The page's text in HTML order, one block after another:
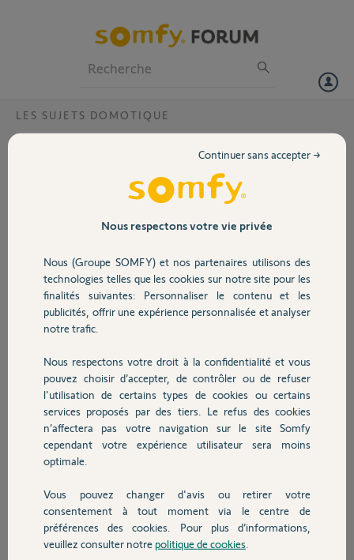
Volet
Sécurité
Domotique
Chauffage
Autres produits
Devis avec un pro
Contact
LES SUJETS DOMOTIQUE
Box associé non compatible ?
Bonjour,
J'ai acheté une tahoma
Switch et l'ancien
propriétaire
apparemment ne l'a pas
Et quand j'essaye de la
lier à mon compte ça me met "box associé non compatible.
Voici son code pin
2025-0060-7368
John D.
il y a presque 2 ans
Participer au fil de discussion
Réponses
Nous respectons votre vie privée
Nous (Groupe SOMFY) et nos partenaires utilisons des
technologies telles que les cookies sur notre site pour les
finalités suivantes: Personnaliser le contenu et les
publicités, offrir une expérience personnalisée et analyser
notre trafic.
Nous respectons votre droit à la confidentialité et vous
pouvez choisir d’accepter, de contrôler ou de refuser
l'utilisation de certains types de cookies ou certains
services proposés par des tiers. Le refus des cookies
n’affectera pas votre navigation sur le site Somfy
cependant votre expérience utilisateur sera moins
optimale.
Vous pouvez changer d'avis ou retirer votre
consentement à tout moment via le centre de
préférences des cookies. Pour plus d’informations,
veuillez consulter notre politique de cookies
Continuer sans accepter →